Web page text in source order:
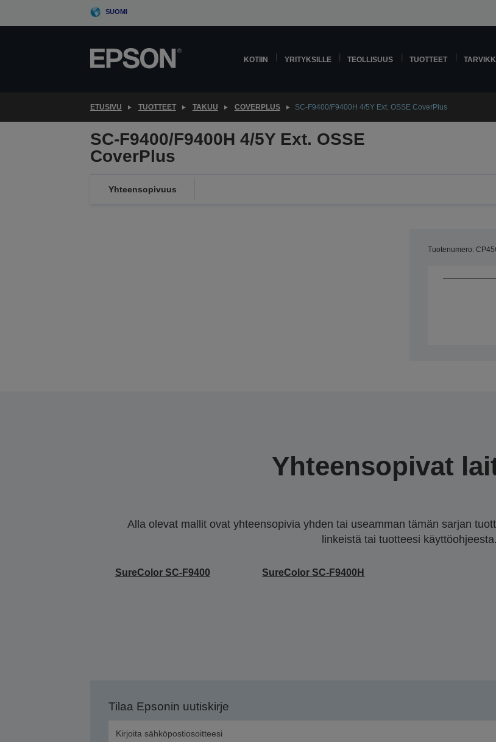
SUOMI
KOTIIN YRITYKSILLE TEOLLISUUS TUOTTEET
ETUSIVU TUOTTEET TAKUU COVERPLUS SC-F9400/F9400H 4/5Y Ext. OSSE CoverPlus
SC-F9400/F9400H 4/5Y Ext. OSSE
CoverPlus
Yhteensopivuus
Tuotenumero:
Yhteensopivat
Alla olevat mallit ovat yhteensopivia yhden tai useamman tämän sarjan
linkeistä tai tuotteesi käyttöohjeesta.
SureColor SC-F9400 SureColor SC-F9400H
Tilaa Epsonin uutiskirje